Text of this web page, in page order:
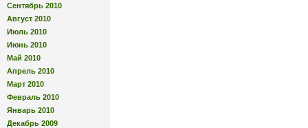
Сентябрь 2010
Август 2010
Июль 2010
Июнь 2010
Май 2010
Апрель 2010
Март 2010
Февраль 2010
Январь 2010
Декабрь 2009